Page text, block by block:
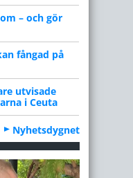
– och gör
fångad på
utvisade
i Ceuta
Nyhetsdygnet